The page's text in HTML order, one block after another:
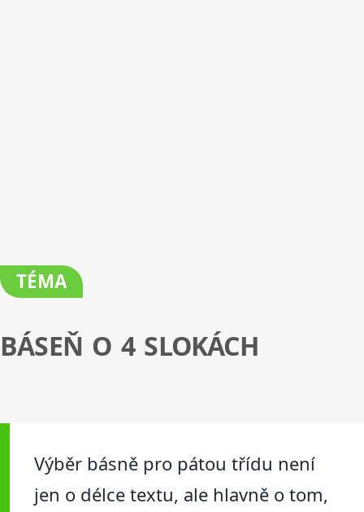
TÉMA
BÁSEŇ O 4 SLOKÁCH
Výběr básně pro pátou třídu není
jen o délce textu, ale hlavně o tom,